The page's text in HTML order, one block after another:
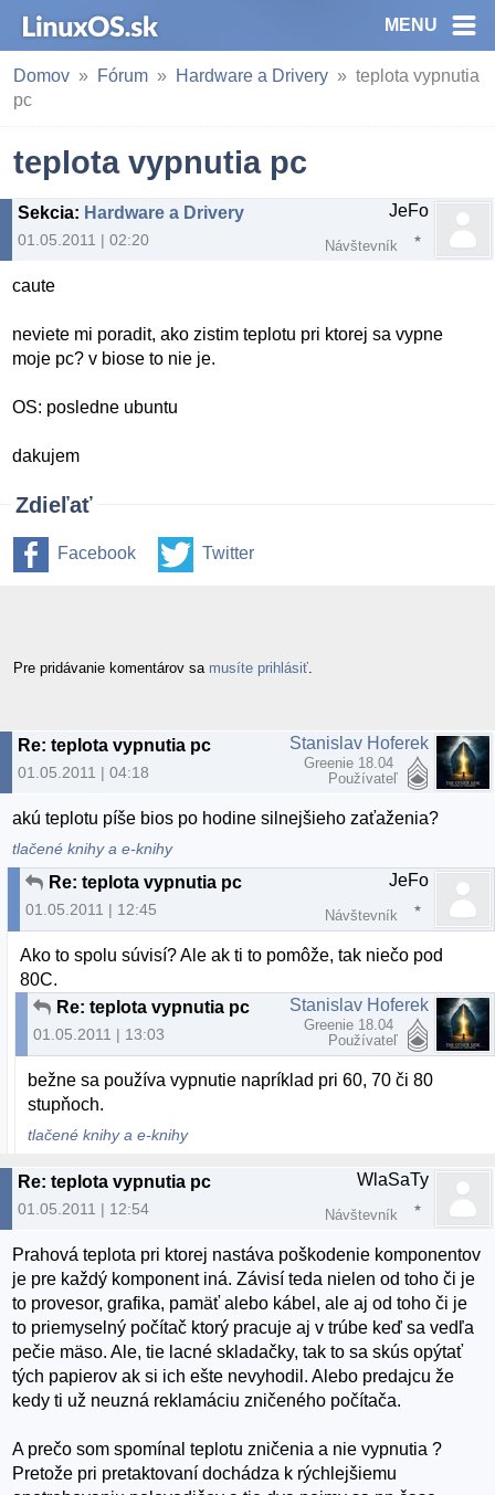
MENU
Domov Fórum Hardware a Drivery
teplota vypnutia
pc
teplota vypnutia pc
Sekcia: Hardware a Drivery
01.05.2011 | 02:20
JeFo
Návštevník
caute
neviete mi poradit, ako zistim teplotu pri ktorej sa vypne
moje pc? v biose to nie je.
OS: posledne ubuntu
dakujem
Zdieľať
Facebook Twitter
Pre pridávanie komentárov sa musíte prihlásiť
Re: teplota vypnutia pc
01.05.2011 | 04:18
Stanislav Hoferek
Greenie 18.04
Používateľ
akú teplotu píše bios po hodine silnejšieho zaťaženia?
tlačené knihy a e-knihy
Re: teplota vypnutia pc
01.05.2011 | 12:45
JeFo
Návštevník
Ako to spolu súvisí? Ale ak ti to pomôže, tak niečo pod
80C.
Re: teplota vypnutia pc
01.05.2011 | 13:03
Stanislav Hoferek
Greenie 18.04
Používateľ
bežne sa používa vypnutie napríklad pri 60, 70 či 80
stupňoch.
tlačené knihy a e-knihy
Re: teplota vypnutia pc
01.05.2011 | 12:54
WlaSaTy
Návštevník
Prahová teplota pri ktorej nastáva poškodenie komponentov
je pre každý komponent iná. Závisí teda nielen od toho či je
to provesor, grafika, pamäť alebo kábel, ale aj od toho či je
to priemyselný počítač ktorý pracuje aj v trúbe keď sa vedľa
pečie mäso. Ale, tie lacné skladačky, tak to sa skús opýtať
tých papierov ak si ich ešte nevyhodil. Alebo predajcu že
kedy ti už neuzná reklamáciu zničeného počítača.
A prečo som spomínal teplotu zničenia a nie vypnutia ?
Pretože pri pretaktovaní dochádza k rýchlejšiemu